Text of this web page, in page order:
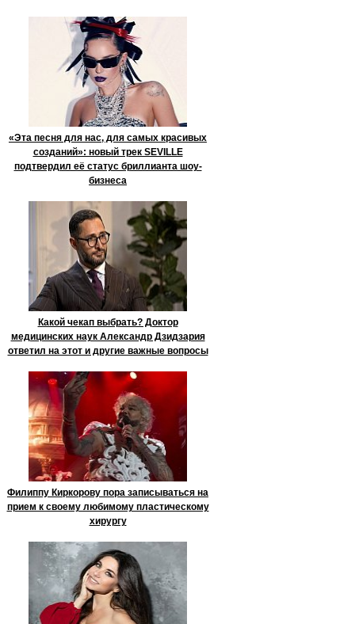
«Эта песня для нас, для самых красивых
созданий»: новый трек SEVILLE
подтвердил её статус бриллианта шоу-
бизнеса
Какой чекап выбрать? Доктор
медицинских наук Александр Дзидзария
ответил на этот и другие важные вопросы
Филиппу Киркорову пора записываться на
прием к своему любимому пластическому
хирургу